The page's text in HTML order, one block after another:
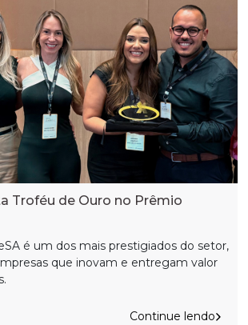
Troféu de Ouro no Prêmio
é um dos mais prestigiados do setor,
que inovam e entregam valor
Continue lendo